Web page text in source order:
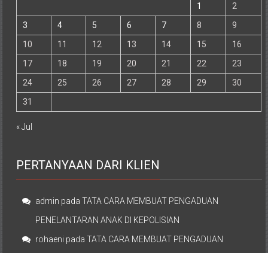
1
2
3
4 5 6 7 8
9
10
11 12 13 14 15
16
17
18 19 20 21 22
23
24
25 26 27 28 29
30
31
« Jul
PERTANYAAN DARI KLIEN
admin padaTATA CARA MEMBUAT PENGADUAN
PENELANTARAN ANAK DI KEPOLISIAN
rohaeni padaTATA CARA MEMBUAT PENGADUAN